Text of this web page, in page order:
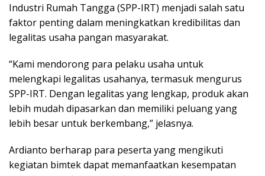
Industri Rumah Tangga (SPP-IRT) menjadi salah satu
faktor penting dalam meningkatkan kredibilitas dan
legalitas usaha pangan masyarakat.
“Kami mendorong para pelaku usaha untuk
melengkapi legalitas usahanya, termasuk mengurus
SPP-IRT. Dengan legalitas yang lengkap, produk akan
lebih mudah dipasarkan dan memiliki peluang yang
lebih besar untuk berkembang,” jelasnya.
Ardianto berharap para peserta yang mengikuti
kegiatan bimtek dapat memanfaatkan kesempatan